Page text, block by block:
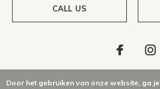
CALL US
Door het gebruiken van onze website, ga